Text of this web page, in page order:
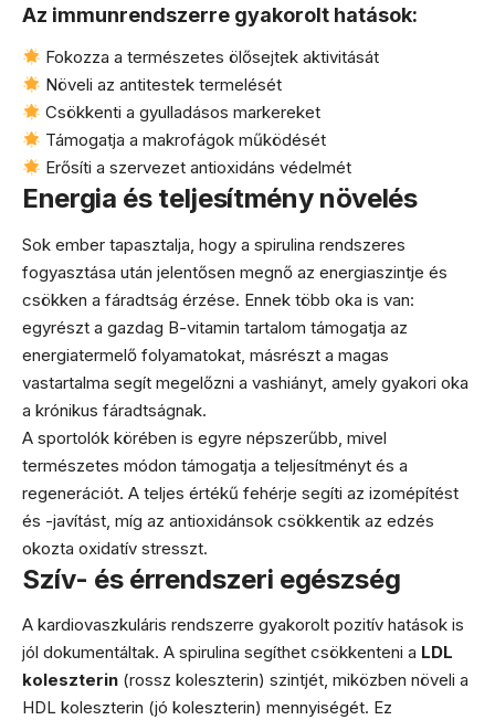
Az immunrendszerre gyakorolt hatások:
Fokozza a természetes ölősejtek aktivitását
Növeli az antitestek termelését
Csökkenti a gyulladásos markereket
Támogatja a makrofágok működését
Erősíti a szervezet antioxidáns védelmét
Energia és teljesítmény növelés
Sok ember tapasztalja, hogy a spirulina rendszeres
fogyasztása után jelentősen megnő az energiaszintje és
csökken a fáradtság érzése. Ennek több oka is van:
egyrészt a gazdag B-vitamin tartalom támogatja az
energiatermelő folyamatokat, másrészt a magas
vastartalma segít megelőzni a vashiányt, amely gyakori oka
a krónikus fáradtságnak.
A sportolók körében is egyre népszerűbb, mivel
természetes módon támogatja a teljesítményt és a
regenerációt. A teljes értékű fehérje segíti az izomépítést
és -javítást, míg az antioxidánsok csökkentik az edzés
okozta oxidatív stresszt.
Szív- és érrendszeri egészség
A kardiovaszkuláris rendszerre gyakorolt pozitív hatások is
jól dokumentáltak. A spirulina segíthet csökkenteni a LDL
koleszterin (rossz koleszterin) szintjét, miközben növeli a
HDL koleszterin (jó koleszterin) mennyiségét. Ez